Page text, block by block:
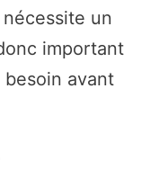
un
important
avant